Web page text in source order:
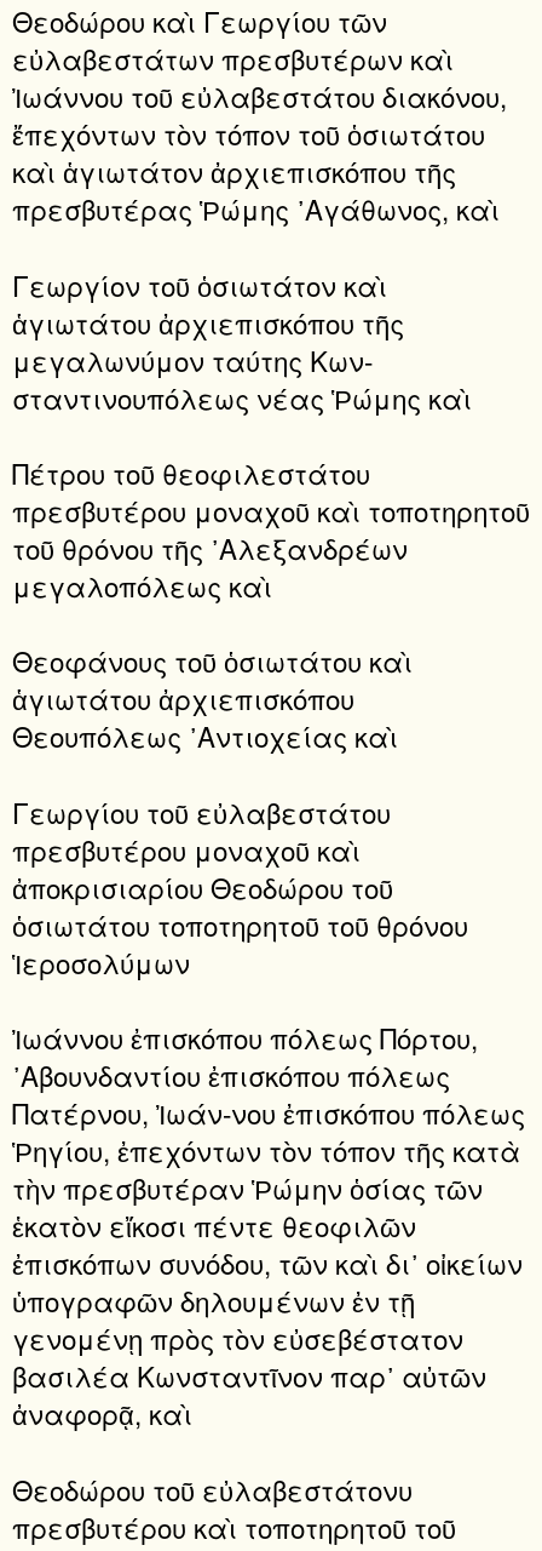
Θεοδώρου καὶ Γεωργίου τῶν
εὐλαβεστάτων πρεσβυτέρων καὶ
Ἰωάννου τοῦ εὐλαβεστάτου διακόνου,
ἔπεχόντων τὸν τόπον τοῦ ὁσιωτάτου
καὶ ἁγιωτάτον ἀρχιεπισκόπου τῆς
πρεσβυτέρας Ῥώμης ᾿Αγάθωνος, καὶ
Γεωργίον τοῦ ὁσιωτάτον καὶ
ἁγιωτάτου ἀρχιεπισκόπου τῆς
μεγαλωνύμον ταύτης Κων-
σταντινουπόλεως νέας Ῥώμης καὶ
Πέτρου τοῦ θεοφιλεστάτου
πρεσβυτέρου μοναχοῦ καὶ τοποτηρητοῦ
τοῦ θρόνου τῆς ᾿Αλεξανδρέων
μεγαλοπόλεως καὶ
Θεοφάνους τοῦ ὁσιωτάτου καὶ
ἁγιωτάτου ἀρχιεπισκόπου
Θεουπόλεως ᾿Αντιοχείας καὶ
Γεωργίου τοῦ εὐλαβεστάτου
πρεσβυτέρου μοναχοῦ καὶ
ἀποκρισιαρίου Θεοδώρου τοῦ
ὁσιωτάτου τοποτηρητοῦ τοῦ θρόνου
Ἱεροσολύμων
Ἰωάννου ἐπισκόπου πόλεως Πόρτου,
᾿Αβουνδαντίου ἐπισκόπου πόλεως
Πατέρνου, Ἰωάν-νου ἐπισκόπου πόλεως
Ῥηγίου, ἐπεχόντων τὸν τόπον τῆς κατὰ
τὴν πρεσβυτέραν Ῥώμην ὁσίας τῶν
ἑκατὸν εἴκοσι πέντε θεοφιλῶν
ἐπισκόπων συνόδου, τῶν καὶ δι᾽ οἰκείων
ὑπογραφῶν δηλουμένων ἐν τῇ
γενομένῃ πρὸς τὸν εὐσεβέστατον
βασιλέα Κωνσταντῖνον παρ᾽ αὐτῶν
ἀναφορᾷ, καὶ
Θεοδώρου τοῦ εὐλαβεστάτονυ
πρεσβυτέρου καὶ τοποτηρητοῦ τοῦ